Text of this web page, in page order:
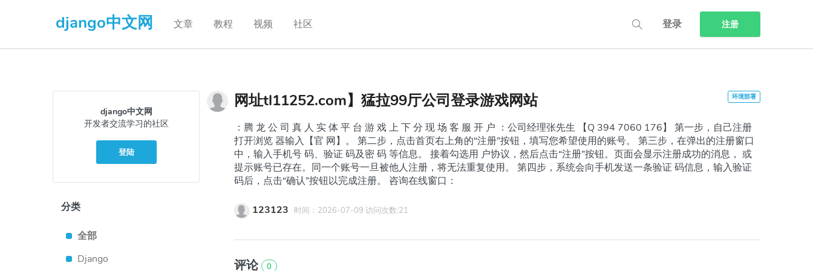
django中文网 登录 注册
文章 教程 视频 社区
django中文网
开发者交流学习的社区
登陆
分类
全部
Django
网址tl11252.com】猛拉99厅公司登录游戏网站
：腾 龙 公 司 真 人 实 体 平 台 游 戏 上 下 分 现 场 客 服 开 户 ：公司经理张先生 【Q 394 7060 176】 第一步，自己注册
打开浏览 器输入【官 网】。 第二步，点击首页右上角的“注册”按钮，填写您希望使用的账号。 第三步，在弹出的注册窗口
中，输入手机号 码、验证 码及密 码 等信息。 接着勾选用 户协议，然后点击“注册”按钮。页面会显示注册成功的消息， 或
提示账号已存在。同一个账号一旦被他人注册，将无法重复使用。 第四步，系统会向手机发送一条验证 码信息，输入验证
码后，点击“确认”按钮以完成注册。 咨询在线窗口：
123123 时间：2026-07-09 访问次数:21
评论 0